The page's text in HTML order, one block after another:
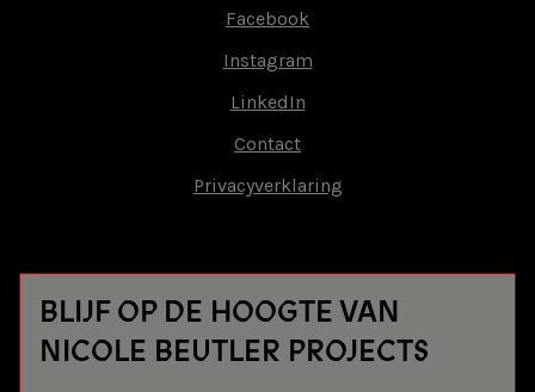
Facebook
Instagram
LinkedIn
Contact
Privacyverklaring
BLIJF OP DE HOOGTE VAN
NICOLE BEUTLER PROJECTS